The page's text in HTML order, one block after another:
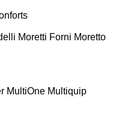
Moretti Forni Moretto
MultiOne Multiquip